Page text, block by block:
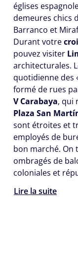
églises
demeures chics
Barranco et
Durant votre
pouvez visiter
architecturales.
quotidienne des
formé de rues
V Carabaya, qui
Plaza San
sont étroites et
employés de
bon marché. On
ombragés de
coloniales et
Lire la suite